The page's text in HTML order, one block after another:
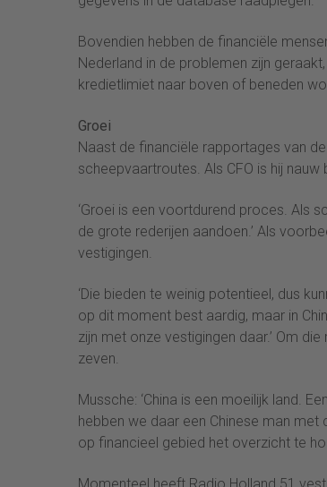
Bovendien hebben de financiële
Nederland in de problemen zijn
kredietlimiet naar boven of beneden
Groei
Naast de financiële rapportages van
scheepvaartroutes. Als CFO is hij
‘Groei is een voortdurend proces. Als
de grote rederijen aandoen.’ Als
vestigingen.
‘Die bieden te weinig potentieel, dus
op dit moment best aardig, maar in
zijn met onze vestigingen daar.’ Om
zeven.
Mussche: ‘China is een moeilijk land.
hebben we daar een Chinese man
op financieel gebied het overzicht te
Momenteel heeft Radio Holland 51